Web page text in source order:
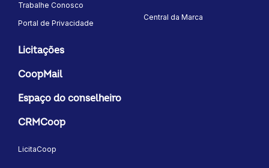
Trabalhe Conosco
Portal de Privacidade
Central da Marca
Licitações
CoopMail
Espaço do conselheiro
CRMCoop
LicitaCoop